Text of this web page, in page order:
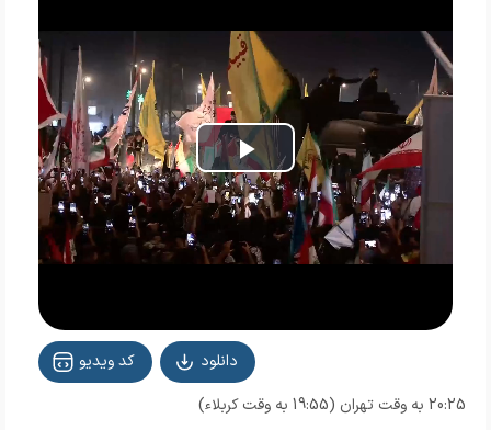
Play
Video
کد ویدیو
دانلود
20:25 به وقت تهران (19:55 به وقت کربلاء)